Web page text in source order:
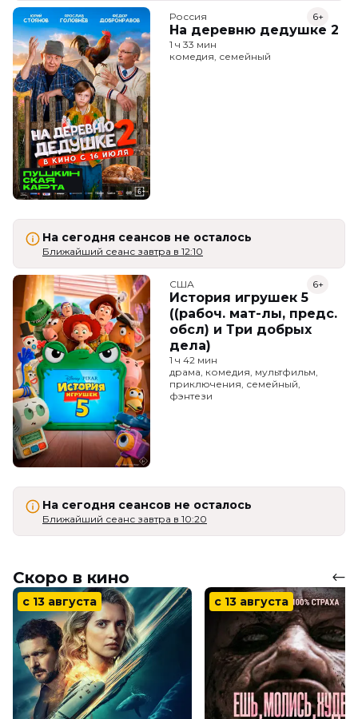
Россия
На деревню дедушке 2
6+
1 ч 33 мин
комедия, семейный
На сегодня сеансов не осталось
Ближайший сеанс завтра в 12:10
США
История игрушек 5
((рабоч. мат-лы, предс.
обсл) и Три добрых
дела)
6+
1 ч 42 мин
драма, комедия, мультфильм,
приключения, семейный,
фэнтези
На сегодня сеансов не осталось
Ближайший сеанс завтра в 10:20
Скоро в кино
с 13 августа с 13 августа